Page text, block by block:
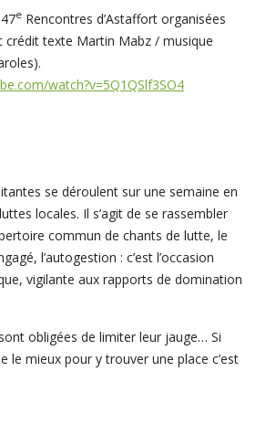
e Rencontres d’Astaffort organisées
crédit texte Martin Mabz / musique
watch?v=5Q1QSlf3SO4
se déroulent sur une semaine en
locales. Il s’agit de se rassembler
commun de chants de lutte, le
l’autogestion : c’est l’occasion
vigilante aux rapports de domination
obligées de limiter leur jauge… Si
le mieux pour y trouver une place c’est